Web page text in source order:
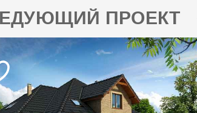
ПРОЕКТ